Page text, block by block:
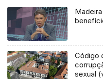
Código
sexual